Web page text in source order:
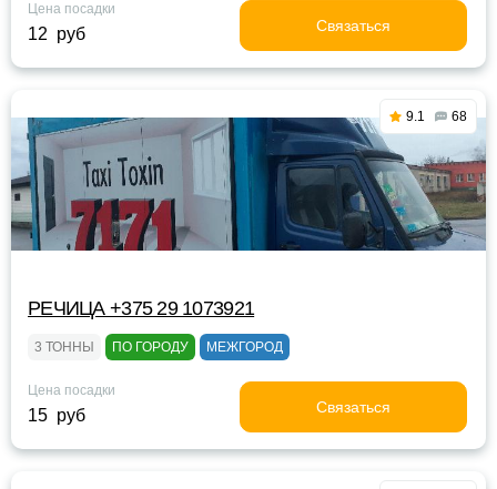
Цена посадки
12 руб Связаться
9.1 68
РЕЧИЦА +375 29 1073921
3 ТОННЫ ПО ГОРОДУ МЕЖГОРОД
Цена посадки
15 руб Связаться